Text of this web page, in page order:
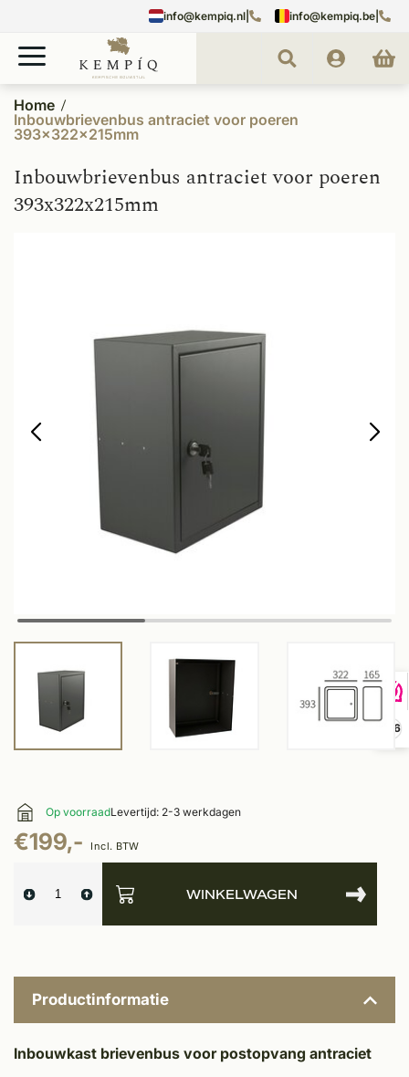
9,6
info@kempiq.nl info@kempiq.be
Home
Inbouwbrievenbus antraciet voor poeren
393x322x215mm
Inbouwbrievenbus antraciet voor poeren
393x322x215mm
Op voorraadLevertijd: 2-3 werkdagen
€199,- Incl. BTW
WINKELWAGEN
Productinformatie
Inbouwkast brievenbus voor postopvang antraciet